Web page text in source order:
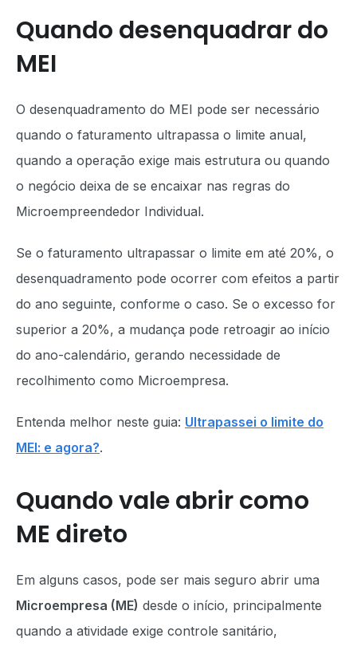
Quando desenquadrar do
MEI
O desenquadramento do MEI pode ser necessário
quando o faturamento ultrapassa o limite anual,
quando a operação exige mais estrutura ou quando
o negócio deixa de se encaixar nas regras do
Microempreendedor Individual.
Se o faturamento ultrapassar o limite em até 20%, o
desenquadramento pode ocorrer com efeitos a partir
do ano seguinte, conforme o caso. Se o excesso for
superior a 20%, a mudança pode retroagir ao início
do ano-calendário, gerando necessidade de
recolhimento como Microempresa.
Entenda melhor neste guia: Ultrapassei o limite do
MEI: e agora?.
Quando vale abrir como
ME direto
Em alguns casos, pode ser mais seguro abrir uma
Microempresa (ME) desde o início, principalmente
quando a atividade exige controle sanitário,